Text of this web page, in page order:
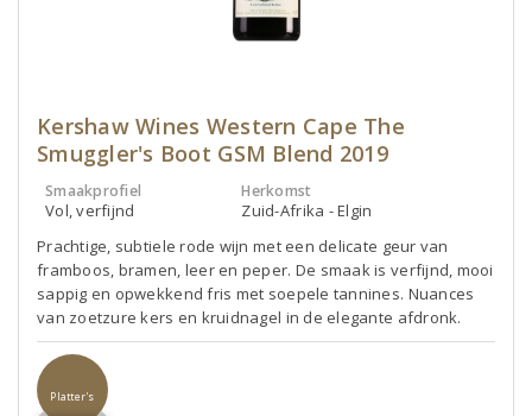
Kershaw Wines Western Cape The
Smuggler's Boot GSM Blend 2019
Smaakprofiel
Vol, verfijnd
Herkomst
Zuid-Afrika - Elgin
Prachtige, subtiele rode wijn met een delicate geur van
framboos, bramen, leer en peper. De smaak is verfijnd, mooi
sappig en opwekkend fris met soepele tannines. Nuances
van zoetzure kers en kruidnagel in de elegante afdronk.
Platter's